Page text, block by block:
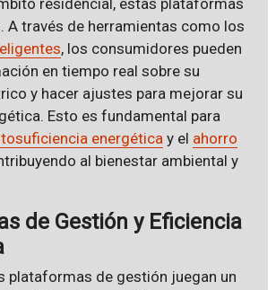
A través de herramientas como los
, los consumidores pueden
en tiempo real sobre su
y hacer ajustes para mejorar su
Esto es fundamental para
energética y el ahorro
al bienestar ambiental y
de Gestión y Eficiencia
plataformas de gestión juegan un